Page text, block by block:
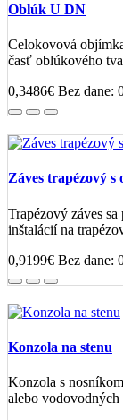
Oblúk U DN
Celokovová
časť oblúkového
0,3486€ Bez dane:
Záves trapézový s
Trapézový záves
inštalácií na
0,9199€ Bez dane:
Konzola na stenu
Konzola s
alebo vodovodných